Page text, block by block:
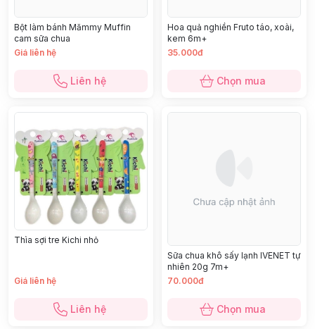
Bột làm bánh Mămmy Muffin
cam sữa chua
Giá liên hệ
Liên hệ
Hoa quả nghiền Fruto táo, xoài,
kem 6m+
35.000đ
Chọn mua
Thìa sợi tre Kichi nhỏ
Giá liên hệ
Liên hệ
Sữa chua khô sấy lạnh IVENET tự
nhiên 20g 7m+
70.000đ
Chọn mua